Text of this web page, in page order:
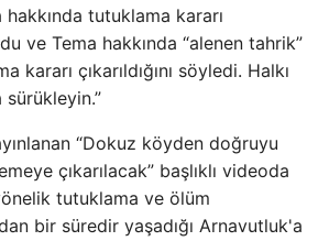
hakkında tutuklama kararı
ve Tema hakkında “alenen tahrik”
kararı çıkarıldığını söyledi. Halkı
sürükleyin.”
“Dokuz köyden doğruyu
çıkarılacak” başlıklı videoda
tutuklama ve ölüm
bir süredir yaşadığı Arnavutluk'a